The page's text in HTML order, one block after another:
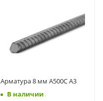
Арматура 8 мм А500С А3
В наличии